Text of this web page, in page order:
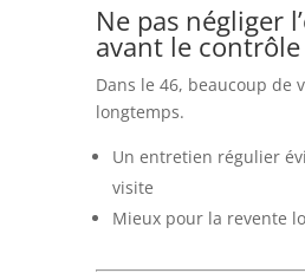
Ne pas négliger
avant le
Dans le 46, beaucoup de
longtemps.
Un entretien régulier
visite
Mieux pour la revente